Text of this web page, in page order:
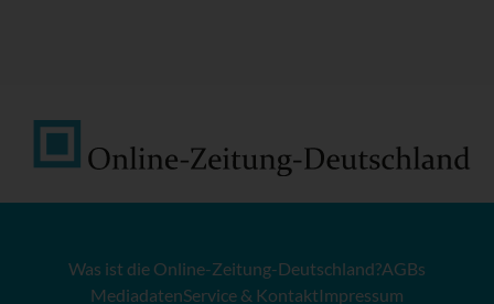
Was ist die Online-Zeitung-Deutschland?AGBs
MediadatenService & KontaktImpressum